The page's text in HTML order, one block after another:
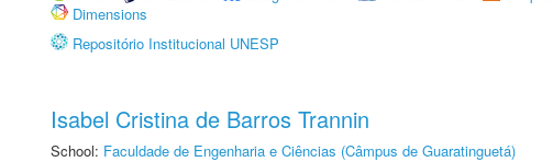
Dimensions
Repositório Institucional UNESP
Isabel Cristina de Barros Trannin
School: Faculdade de Engenharia e Ciências (Câmpus de Guaratinguetá)